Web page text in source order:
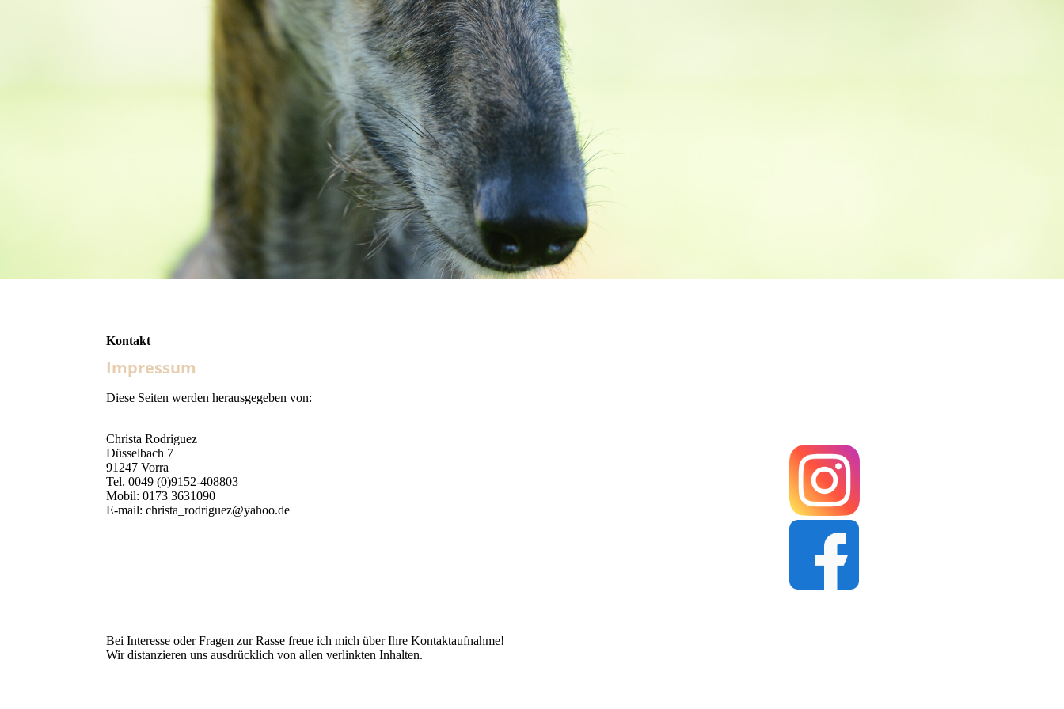
Kontakt
Impressum
Diese Seiten werden herausgegeben von:
Christa Rodriguez
Düsselbach 7
91247 Vorra
Tel. 0049 (0)9152-408803
Mobil: 0173 3631090
E-mail: christa_rodriguez@yahoo.de
Bei Interesse oder Fragen zur Rasse freue ich mich über Ihre Kontaktaufnahme!
Wir distanzieren uns ausdrücklich von allen verlinkten Inhalten.